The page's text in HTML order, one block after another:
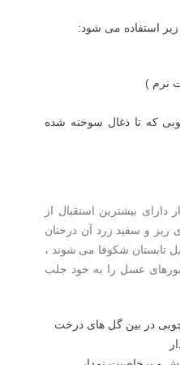
استفاده می شود:
نرم )
که تا ذغال سوخته شده
بیشترین استقبال از
و سفید زرد آن درختان
تابستان شکوفا می شوند ،
عسل را به خود جلب